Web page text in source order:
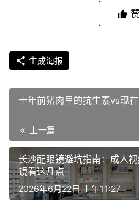
生成海报
十年前猪肉里的抗生素vs现
上一篇
长沙配眼镜避坑指南：成人
镜看这几点
2026年6月22日 上午11:27